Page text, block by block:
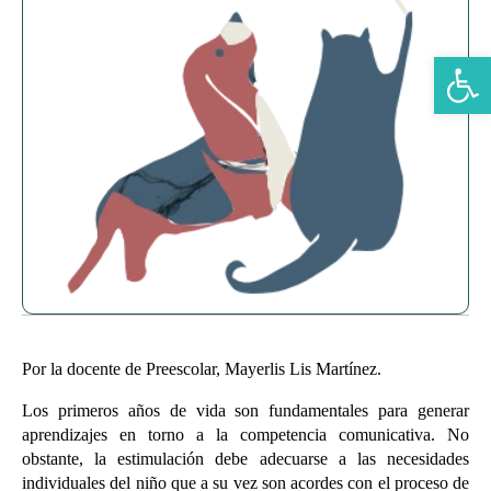
Abrir
Por la docente de Preescolar, Mayerlis Lis Martínez.
Los primeros años de vida son fundamentales para generar
aprendizajes en torno a la competencia comunicativa. No
obstante, la estimulación debe adecuarse a las necesidades
individuales del niño que a su vez son acordes con el proceso de